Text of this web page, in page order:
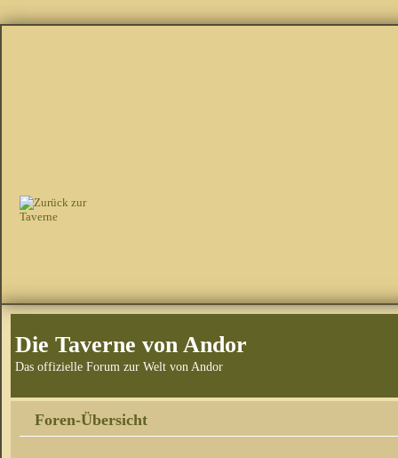
Die Taverne von Andor
Das offizielle Forum zur Welt von Andor
Foren-Übersicht